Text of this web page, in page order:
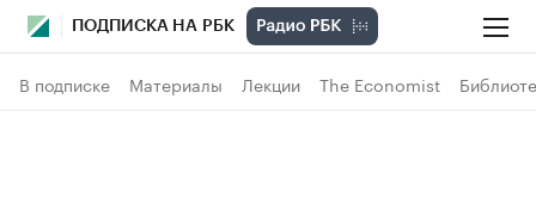
ПОДПИСКА НА РБК
В подписке Материалы Лекции The Economist